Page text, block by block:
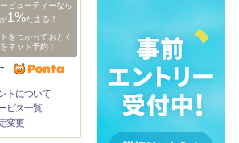
ビューティーなら
1%たまる！
をつかっておとく
ネット予約！
トについて
ビス一覧
変更